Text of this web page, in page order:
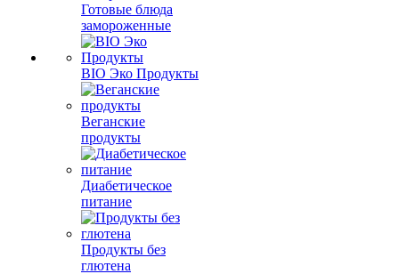
Готовые блюда
замороженные
BIO Эко Продукты
Веганские
продукты
Диабетическое
питание
Продукты без
глютена